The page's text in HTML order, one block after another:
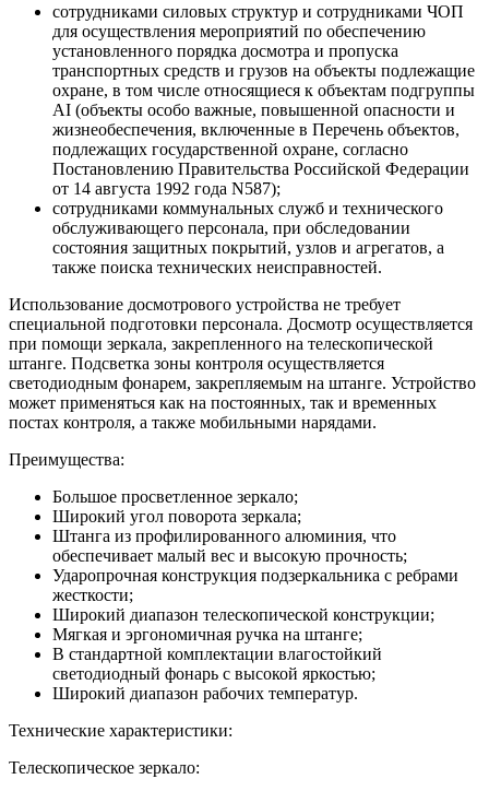
сотрудниками силовых структур и сотрудниками ЧОП
для осуществления мероприятий по обеспечению
установленного порядка досмотра и пропуска
транспортных средств и грузов на объекты подлежащие
охране, в том числе относящиеся к объектам подгруппы
AI (объекты особо важные, повышенной опасности и
жизнеобеспечения, включенные в Перечень объектов,
подлежащих государственной охране, согласно
Постановлению Правительства Российской Федерации
от 14 августа 1992 года N587);
сотрудниками коммунальных служб и технического
обслуживающего персонала, при обследовании
состояния защитных покрытий, узлов и агрегатов, а
также поиска технических неисправностей.
Использование досмотрового устройства не требует
специальной подготовки персонала. Досмотр осуществляется
при помощи зеркала, закрепленного на телескопической
штанге. Подсветка зоны контроля осуществляется
светодиодным фонарем, закрепляемым на штанге. Устройство
может применяться как на постоянных, так и временных
постах контроля, а также мобильными нарядами.
Преимущества:
Большое просветленное зеркало;
Широкий угол поворота зеркала;
Штанга из профилированного алюминия, что
обеспечивает малый вес и высокую прочность;
Ударопрочная конструкция подзеркальника с ребрами
жесткости;
Широкий диапазон телескопической конструкции;
Мягкая и эргономичная ручка на штанге;
В стандартной комплектации влагостойкий
светодиодный фонарь с высокой яркостью;
Широкий диапазон рабочих температур.
Технические характеристики:
Телескопическое зеркало: